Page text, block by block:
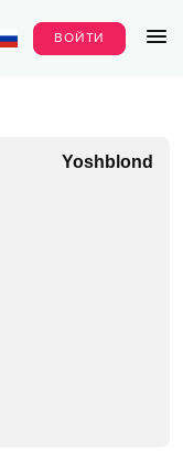
ВОЙТИ
Yoshblond